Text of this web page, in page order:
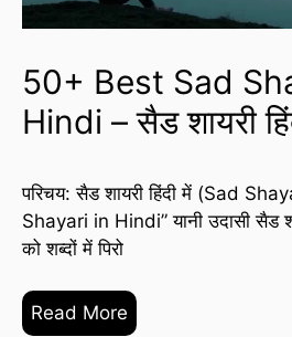
50+ Best Sad
Hindi – सैड शायरी
परिचय: सैड शायरी हिंदी में (Sad
Shayari in Hindi” यानी उदासी सैड
को शब्दों में पिरो
Read More